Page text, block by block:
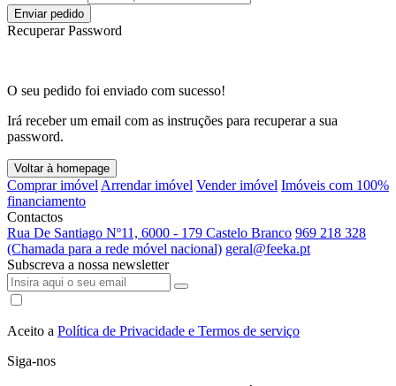
Enviar pedido
Recuperar Password
O seu pedido foi enviado com sucesso!
Irá receber um email com as instruções para recuperar a sua
password.
Voltar à homepage
Comprar imóvel Arrendar imóvel Vender imóvel Imóveis com 100%
financiamento
Contactos
Rua De Santiago Nº11, 6000 - 179 Castelo Branco 969 218 328
(Chamada para a rede móvel nacional) geral@feeka.pt
Subscreva a nossa newsletter
Aceito a Política de Privacidade e Termos de serviço
Siga-nos